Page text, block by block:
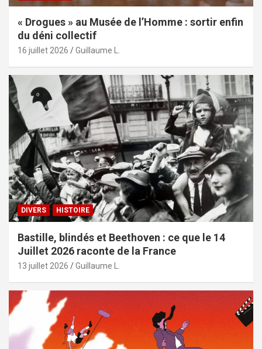
« Drogues » au Musée de l’Homme : sortir enfin
du déni collectif
16 juillet 2026 Guillaume L.
DIVERS HISTOIRE
Bastille, blindés et Beethoven : ce que le 14
Juillet 2026 raconte de la France
13 juillet 2026 Guillaume L.